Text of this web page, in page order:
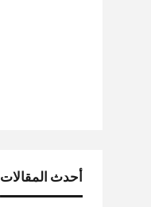
أحدث المقالات